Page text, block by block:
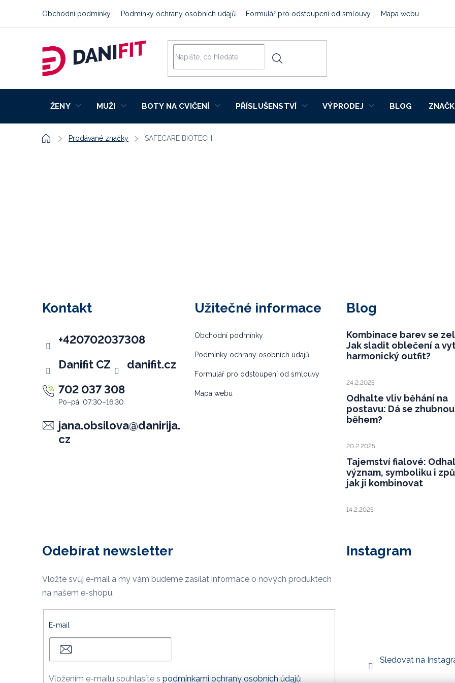
Obchodní podmínky Podmínky ochrany osobních údajů Formulář pro odstoupení od smlouvy Mapa webu
ŽENY MUŽI BOTY NA CVIČENÍ PŘÍSLUŠENSTVÍ VÝPRODEJ BLOG
DomůProdávané značky SAFECARE BIOTECH
Kontakt
jana.obsilova@danirija.
cz
702 037 308
Danifit CZ danifit.cz
+420702037308
Užitečné informace
Obchodní podmínky
Podmínky ochrany osobních údajů
Formulář pro odstoupení od smlouvy
Mapa webu
Blog
Kombinace barev se
Jak sladit oblečení a
harmonický outfit?
24.2.2025
Odhalte vliv běhání na
postavu: Dá se
během?
20.2.2025
Tajemství fialové:
význam, symboliku i
jak ji kombinovat
14.2.2025
Odebírat newsletter
Vložte svůj e-mail a my vám budeme zasílat informace o nových produktech
na našem e-shopu.
E-mail
Vložením e-mailu souhlasíte s podmínkami ochrany osobních údajů
Instagram
Sledovat na